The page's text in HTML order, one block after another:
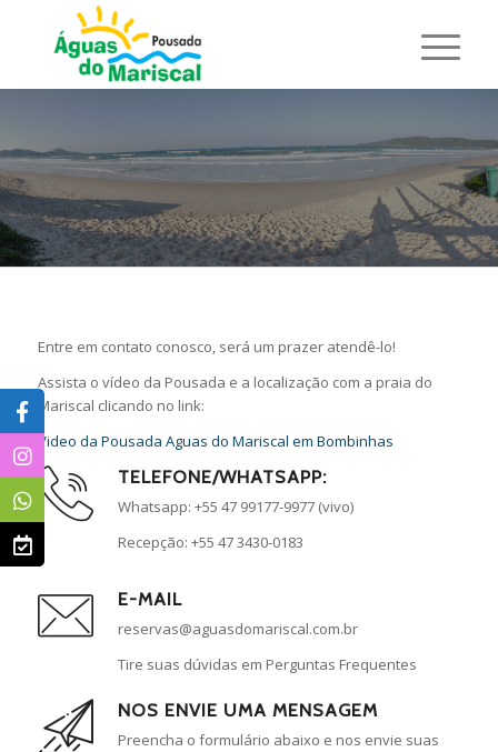
FALE CONOSCO
Entre em contato conosco, será um prazer atendê-lo!
Assista o vídeo da Pousada e a localização com a praia do
Mariscal clicando no link:
Video da Pousada Aguas do Mariscal em Bombinhas
TELEFONE/WHATSAPP:
Whatsapp: +55 47 99177-9977 (vivo)
Recepção: +55 47 3430-0183
E-MAIL
reservas@aguasdomariscal.com.br
Tire suas dúvidas em Perguntas Frequentes
NOS ENVIE UMA MENSAGEM
Preencha o formulário abaixo e nos envie suas